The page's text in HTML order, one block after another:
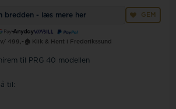
bredden - læs mere her GEM
499,- 🏠 Klik & Hent i Frederikssund
til PRG 40 modellen
til: